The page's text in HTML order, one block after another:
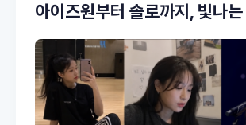
아이즈원부터 솔로까지, 빛나